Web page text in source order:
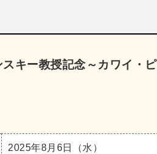
キー教授記念～カワイ・
2025年8月6日（水）